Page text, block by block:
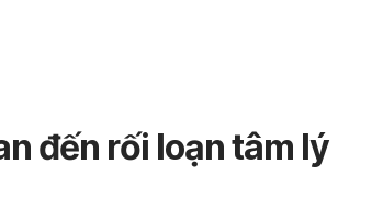
đến rối loạn tâm lý